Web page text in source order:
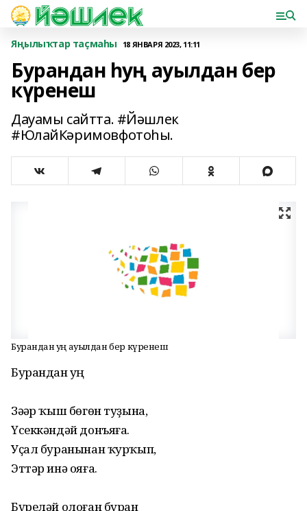
Яңылыҡтар таҫмаһы 18 ЯНВАРЯ 2023, 11:11
Бурандан һуң ауылдан бер
күренеш
Дауамы сайтта. #Йәшлек
#ЮлайКәримовфотоһы.
Бурандан һуң ауылдан бер күренеш
Бурандан һуң
Зәһәр ҡыш бөгөн туҙына,
Үсеккәндәй донъяға.
Уҫал буранынан ҡурҡып,
Эттәр инә ояға.
Бүреләй олоған буран